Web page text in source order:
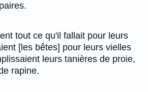
tout ce qu'il fallait pour leurs
[les bêtes] pour leurs vielles
leurs tanières de proie,
rapine.